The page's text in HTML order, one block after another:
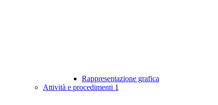
Rappresentazione grafica
Attività e procedimenti 1